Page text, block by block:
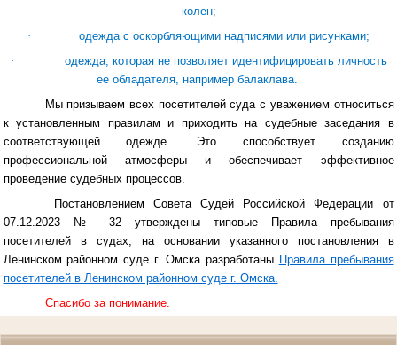
колен;
·
одежда с оскорбляющими надписями или рисунками;
·
одежда, которая не позволяет идентифицировать личность
ее обладателя, например балаклава.
Мы призываем всех посетителей суда с уважением относиться
к установленным правилам и приходить на судебные заседания в
соответствующей одежде. Это способствует созданию
профессиональной атмосферы и обеспечивает эффективное
проведение судебных процессов.
Постановлением Совета Судей Российской Федерации от
07.12.2023 № 32 утверждены типовые Правила пребывания
посетителей в судах, на основании указанного постановления в
Ленинском районном суде г. Омска разработаны Правила пребывания
посетителей в Ленинском районном суде г. Омска.
Спасибо за понимание.